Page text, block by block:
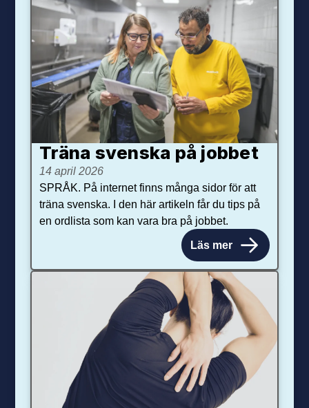
Träna svenska på jobbet
14 april 2026
SPRÅK. På internet finns många sidor för att
träna svenska. I den här artikeln får du tips på
en ordlista som kan vara bra på jobbet.
Läs mer